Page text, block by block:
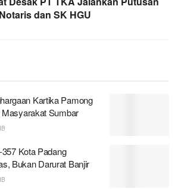
Notaris dan SK HGU
Kartika Pamong
Sumbar
Kota Padang
Bukan Darurat Banjir